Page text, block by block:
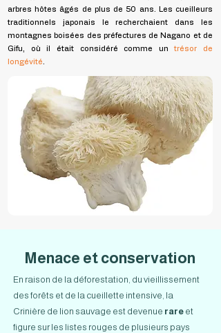
arbres hôtes âgés de plus de 50 ans. Les cueilleurs
traditionnels japonais le recherchaient dans les
montagnes boisées des préfectures de Nagano et de
Gifu, où il était considéré comme untrésor de
longévité
Menace et conservation
En raison de la déforestation, du vieillissement
des forêts et de la cueillette intensive, la
Crinière de lion sauvage est devenue rare et
figure sur les listes rouges de plusieurs pays